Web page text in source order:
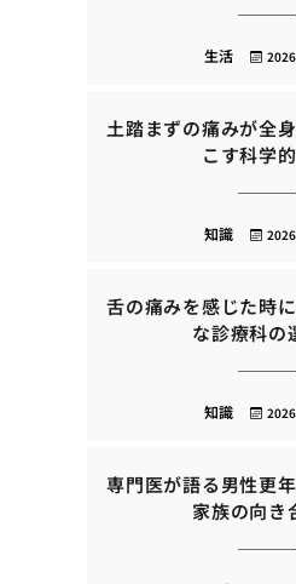
生活
土踏まずの痛みが全
こす科学
知識
舌の痛みを感じた時
な診療科の
知識
専門医が語る男性更
家族の向き